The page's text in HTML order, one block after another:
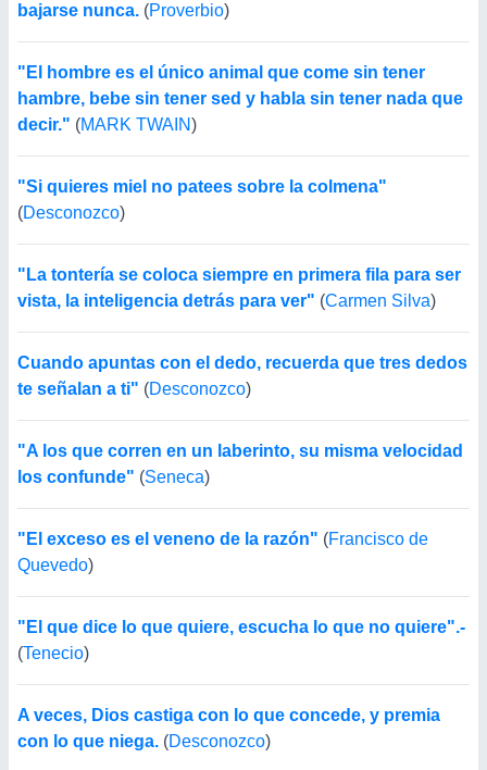
bajarse nunca. (Proverbio)
"El hombre es el único animal que come sin tener
hambre, bebe sin tener sed y habla sin tener nada que
decir." (MARK TWAIN)
"Si quieres miel no patees sobre la colmena"
(Desconozco)
"La tontería se coloca siempre en primera fila para ser
vista, la inteligencia detrás para ver" (Carmen Silva)
Cuando apuntas con el dedo, recuerda que tres dedos
te señalan a ti" (Desconozco)
"A los que corren en un laberinto, su misma velocidad
los confunde" (Seneca)
"El exceso es el veneno de la razón" (Francisco de
Quevedo)
"El que dice lo que quiere, escucha lo que no quiere".-
(Tenecio)
A veces, Dios castiga con lo que concede, y premia
con lo que niega. (Desconozco)